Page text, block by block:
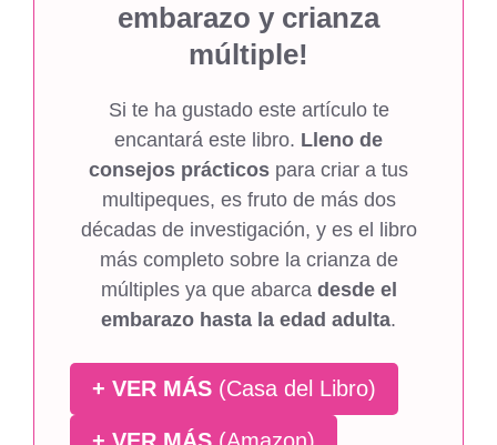
embarazo y crianza
múltiple!
Si te ha gustado este artículo te
encantará este libro. Lleno de
consejos prácticos para criar a tus
multipeques, es fruto de más dos
décadas de investigación, y es el libro
más completo sobre la crianza de
múltiples ya que abarca desde el
embarazo hasta la edad adulta.
+ VER MÁS (Casa del Libro)